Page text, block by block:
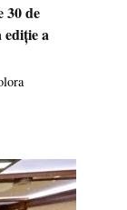
30 de
ediție a